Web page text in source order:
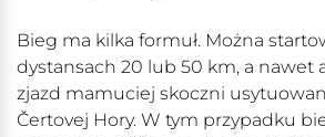
Bieg ma kilka formuł. Można
dystansach 20 lub 50 km, a nawet
zjazd mamuciej skoczni
Čertovej Hory. W tym przypadku